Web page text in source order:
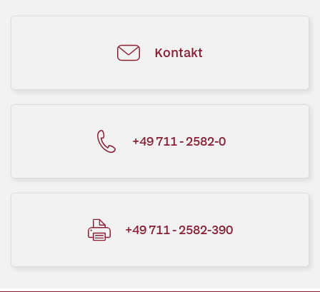
Kontakt
+49 711 - 2582-0
+49 711 - 2582-390